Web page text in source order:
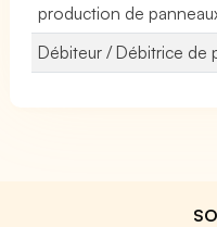
production de
Débiteur / Débitrice de